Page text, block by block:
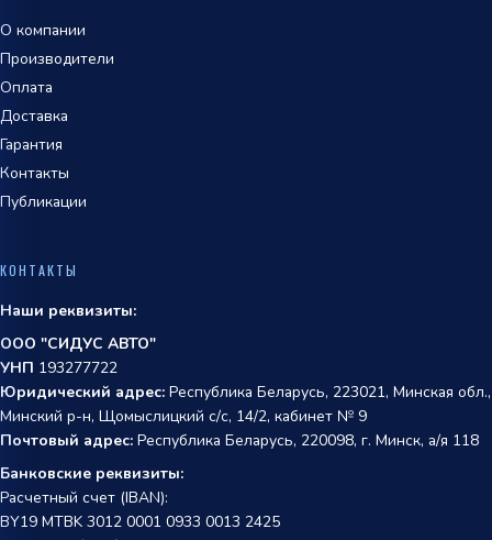
О компании
Производители
Оплата
Доставка
Гарантия
Контакты
Публикации
КОНТАКТЫ
Наши реквизиты:
ООО "СИДУС АВТО"
УНП 193277722
Юридический адрес: Республика Беларусь, 223021, Минская обл.,
Минский р-н, Щомыслицкий с/с, 14/2, кабинет № 9
Почтовый адрес: Республика Беларусь, 220098, г. Минск, а/я 118
Банковские реквизиты:
Расчетный счет (IBAN):
BY19 MTBK 3012 0001 0933 0013 2425